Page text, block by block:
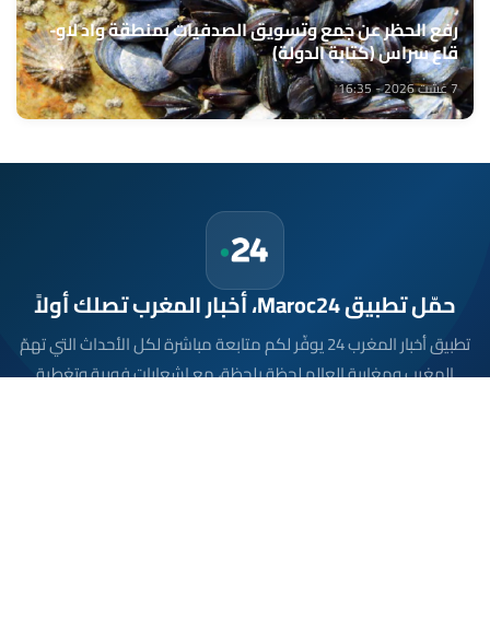
رفع الحظر عن جمع وتسويق الصدفيات بمنطقة واد لاو-
قاع سراس (كتابة الدولة)
7 غشت 2026 - 16:35
حمّل تطبيق Maroc24، أخبار المغرب تصلك أولاً
تطبيق أخبار المغرب 24 يوفّر لكم متابعة مباشرة لكل الأحداث التي تهمّ
المغرب ومغاربة العالم لحظة بلحظة، مع إشعارات فورية وتغطية